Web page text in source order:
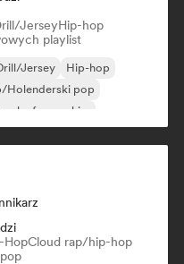
JerseyHip-hop
playlist
Jersey
Hip-hop
Holenderski pop
francuskim
HopCloud rap/hip-hop